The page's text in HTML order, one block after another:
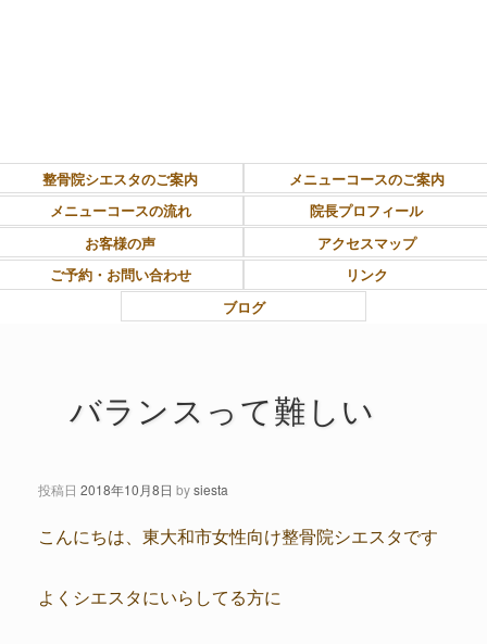
整骨院シエスタのご案内
メニューコースのご案内
メニューコースの流れ
院長プロフィール
お客様の声
アクセスマップ
ご予約・お問い合わせ
リンク
ブログ
バランスって難しい
投稿日 2018年10月8日 bysiesta
こんにちは、東大和市女性向け整骨院シエスタです
よくシエスタにいらしてる方に